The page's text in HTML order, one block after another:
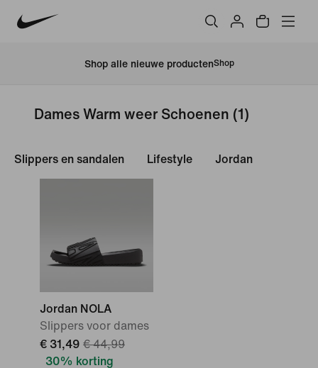
Shop alle nieuwe productenShop
Dames Warm weer Schoenen (1)
Slippers en sandalen Lifestyle Jordan
Jordan NOLA
Slippers voor dames
€ 31,49 € 44,99
30% korting